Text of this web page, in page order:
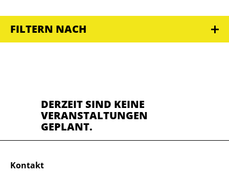
FILTERN NACH
DERZEIT SIND KEINE
VERANSTALTUNGEN
GEPLANT.
Kontakt